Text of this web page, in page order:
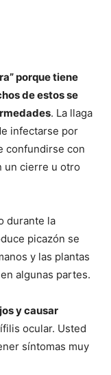
porque tiene
de estos se
. La llaga
infectarse por
confundirse con
un cierre u otro
durante la
picazón se
y las plantas
algunas partes.
y causar
ocular. Usted
síntomas muy